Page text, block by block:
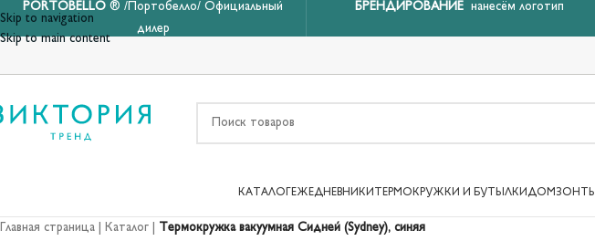
Skip to navigation
Skip to main content
PORTOBELLO ® /Портобелло/ Официальный
дилер
БРЕНДИРОВАНИЕ нанесём логотип
КАТАЛОГ ЕЖЕДНЕВНИКИ ТЕРМОКРУЖКИ И БУТЫЛКИДОМ ЗОНТЫ
Главная страница Каталог Термокружка вакуумная Сидней (Sydney), синяя